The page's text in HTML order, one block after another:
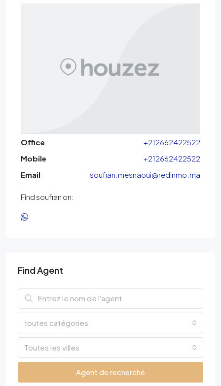
Office
+212662422522
Mobile
+212662422522
Email
soufian.mesnaoui@redinmo.ma
Find soufian on:
Find Agent
toutes catégories
Toutes les villes
Agent de recherche